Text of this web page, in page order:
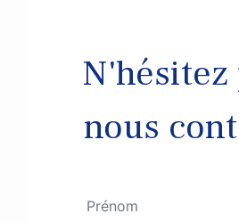
N'hésitez
nous